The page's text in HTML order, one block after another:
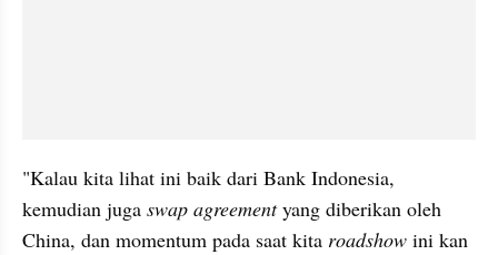
"Kalau kita lihat ini baik dari Bank Indonesia,
kemudian juga swap agreement yang diberikan oleh
China, dan momentum pada saat kita roadshow ini kan